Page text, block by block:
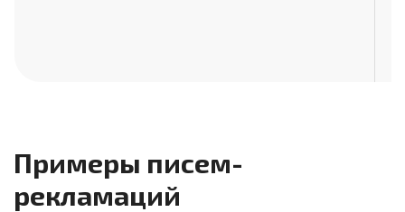
Примеры писем-
рекламаций